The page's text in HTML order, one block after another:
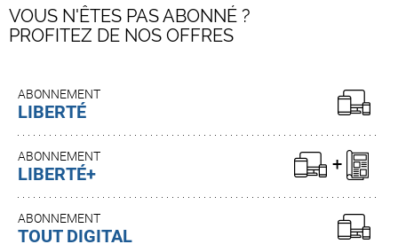
VOUS N'ÊTES PAS ABONNÉ ?
PROFITEZ DE NOS OFFRES
ABONNEMENT
LIBERTÉ
ABONNEMENT
LIBERTÉ+
ABONNEMENT
TOUT DIGITAL